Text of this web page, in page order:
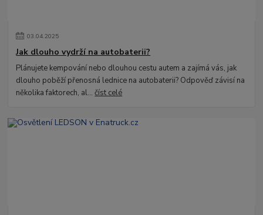
03.04.2025
Jak dlouho vydrží na autobaterii?
Plánujete kempování nebo dlouhou cestu autem a zajímá vás, jak
dlouho poběží přenosná lednice na autobaterii? Odpověď závisí na
několika faktorech, al...číst celé